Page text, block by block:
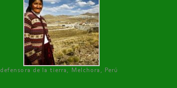
defensora de la tierra, Melchora, Perú